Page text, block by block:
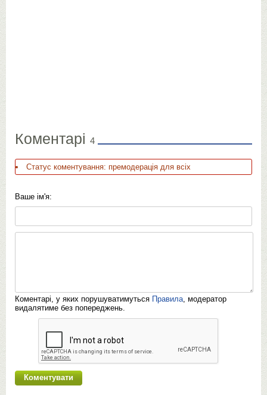
Коментарі 4
Статус коментування: премодерація для всіх
Ваше ім'я:
Коментарі, у яких порушуватимуться Правила, модератор
видалятиме без попереджень.